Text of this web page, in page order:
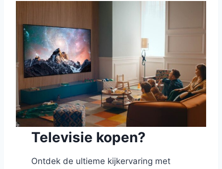
Televisie kopen?
Ontdek de ultieme kijkervaring met